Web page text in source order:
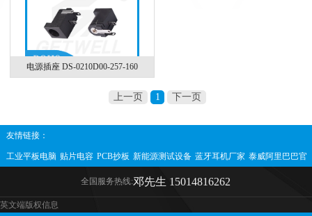
电源插座 DS-0210D00-257-160
上一页 1 下一页
友情链接：
工业平板电脑 贴片电容 PCB抄板 新能源测试设备 蓝牙耳机厂家 泰威阿里巴巴官
直流互感器
全国服务热线:邓先生 15014816262
英文端版权信息